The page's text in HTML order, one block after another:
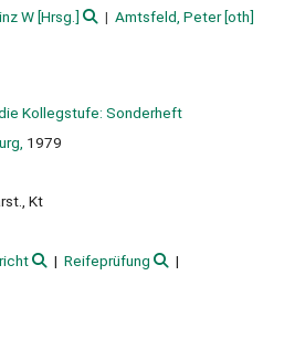
W [Hrsg.] Amtsfeld, Peter[oth]
Kollegstufe: Sonderheft
1979
Kt
Reifeprüfung